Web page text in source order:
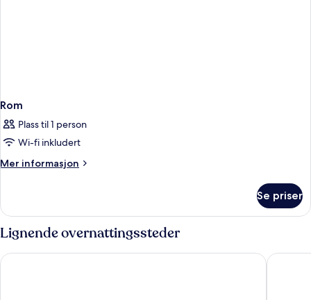
Rom
Plass til 1 person
Wi-fi inkludert
Mer informasjon
Mer
Se priser
Lignende overnattingssteder
Eden Hotel Wolff